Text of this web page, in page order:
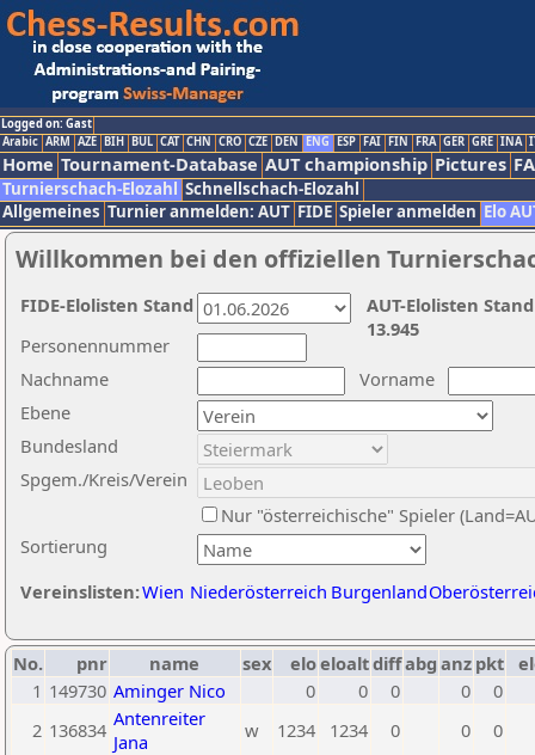
Logged on: Gast
Arabic ARM AZE BIH BUL CAT CHN CRO CZE DEN ENG ESP FAI FIN FRA GER GRE INA
Home Tournament-Database AUT championship Pictures
Turnierschach-Elozahl Schnellschach-Elozahl
Allgemeines Turnier anmelden: AUT FIDE Spieler anmelden Elo
Willkommen bei den offiziellen
Nachname
Vorname
Ebene
Sortierung
Personennummer
Bundesland
Spgem./Kreis/Verein
Nur "österreichische" Spieler
Vereinslisten:Wien Niederösterreich Burgenland
AUT-Elolisten
13.945
FIDE-Elolisten Stand
No. pnr name sex eloeloaltdiffabg anz pkt
1 149730 Aminger Nico 0 0 0 0
0
2 136834 Antenreiter
Jana
w 1234 1234 0 0 0